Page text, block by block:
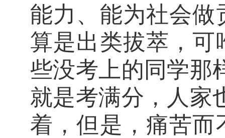
能力、能为社会做
算是出类拔萃，可
些没考上的同学那
就是考满分，人家
着，但是，痛苦